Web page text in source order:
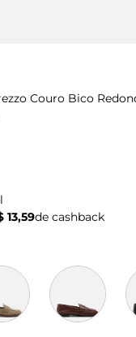
Couro Bico
13,59de cashback